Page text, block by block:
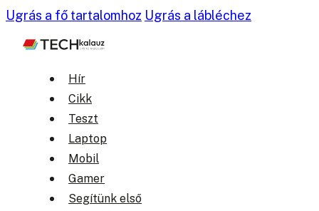
Ugrás a fő tartalomhoz Ugrás a lábléchez
Hír
Cikk
Teszt
Laptop
Mobil
Gamer
Segítünk első